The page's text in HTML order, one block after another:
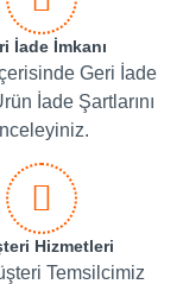
İade İmkanı
Geri İade
İade Şartlarını
İnceleyiniz.
Hizmetleri
Temsilcimiz